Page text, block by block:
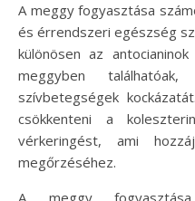
A meggy fogyasztása
és érrendszeri egészség
különösen az
meggyben
szívbetegségek
csökkenteni a
vérkeringést, ami
megőrzéséhez.